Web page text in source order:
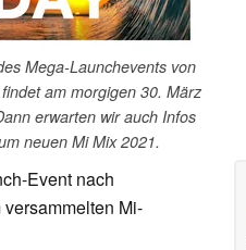
Mega-Launchevents von
am morgigen 30. März
erwarten wir auch Infos
neuen Mi Mix 2021.
Event nach
Mi-